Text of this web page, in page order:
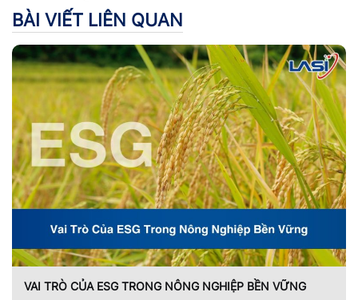
BÀI VIẾT LIÊN QUAN
VAI TRÒ CỦA ESG TRONG NÔNG NGHIỆP BỀN VỮNG